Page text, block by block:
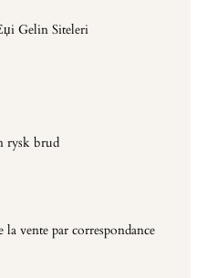
Gelin Siteleri
rysk brud
vente par correspondance